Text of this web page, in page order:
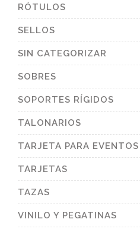
RÓTULOS
SELLOS
SIN CATEGORIZAR
SOBRES
SOPORTES RÍGIDOS
TALONARIOS
TARJETA PARA EVENTOS
TARJETAS
TAZAS
VINILO Y PEGATINAS